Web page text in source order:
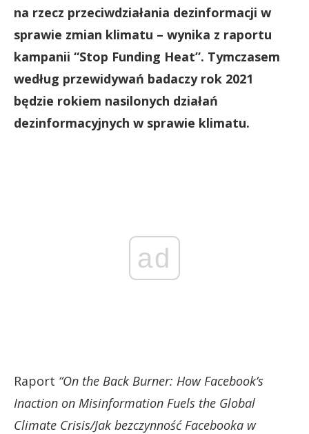
na rzecz przeciwdziałania dezinformacji w
sprawie zmian klimatu – wynika z raportu
kampanii “Stop Funding Heat”. Tymczasem
według przewidywań badaczy rok 2021
będzie rokiem nasilonych działań
dezinformacyjnych w sprawie klimatu.
ad
Raport “On the Back Burner: How Facebook’s
Inaction on Misinformation Fuels the Global
Climate Crisis/Jak bezczynność Facebooka w